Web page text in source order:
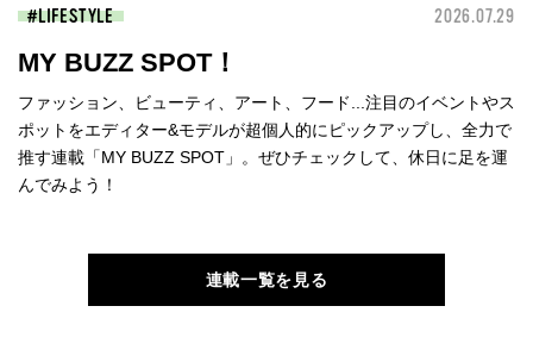
LIFESTYLE 2026.07.29
MY BUZZ SPOT！
ファッション、ビューティ、アート、フード...注目のイベントやス
ポットをエディター&モデルが超個人的にピックアップし、全力で
推す連載「MY BUZZ SPOT」。ぜひチェックして、休日に足を運
んでみよう！
連載一覧を見る